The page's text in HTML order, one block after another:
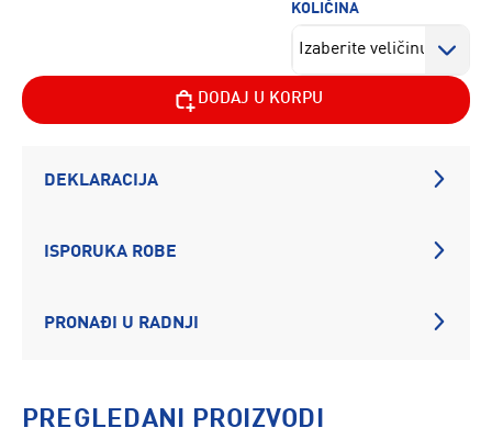
KOLIČINA
DODAJ U KORPU
DEKLARACIJA
ISPORUKA ROBE
PRONAĐI U RADNJI
PREGLEDANI PROIZVODI